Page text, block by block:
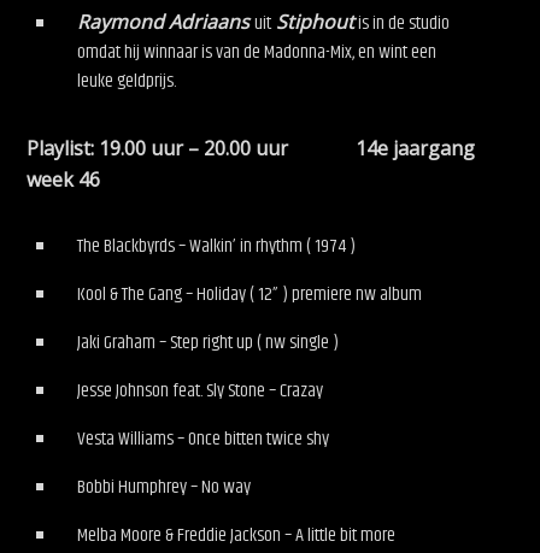
Raymond AdriaansuitStiphoutis in de studio
omdat hij winnaar is van de Madonna-Mix, en wint een
leuke geldprijs.
Playlist: 19.00 uur – 20.00 uur 14e jaargang
week 46
The Blackbyrds – Walkin’ in rhythm ( 1974 )
Kool & The Gang – Holiday ( 12” ) premiere nw album
Jaki Graham – Step right up ( nw single )
Jesse Johnson feat. Sly Stone – Crazay
Vesta Williams – Once bitten twice shy
Bobbi Humphrey – No way
Melba Moore & Freddie Jackson – A little bit more